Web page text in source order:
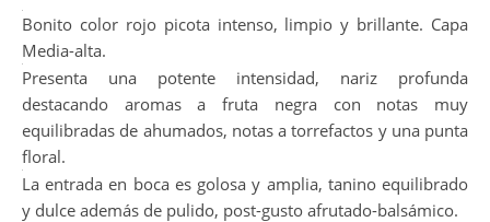
Bonito color rojo picota intenso, limpio y brillante. Capa
Media-alta.
Presenta una potente intensidad, nariz profunda
destacando aromas a fruta negra con notas muy
equilibradas de ahumados, notas a torrefactos y una punta
floral.
La entrada en boca es golosa y amplia, tanino equilibrado
y dulce además de pulido, post-gusto afrutado-balsámico.